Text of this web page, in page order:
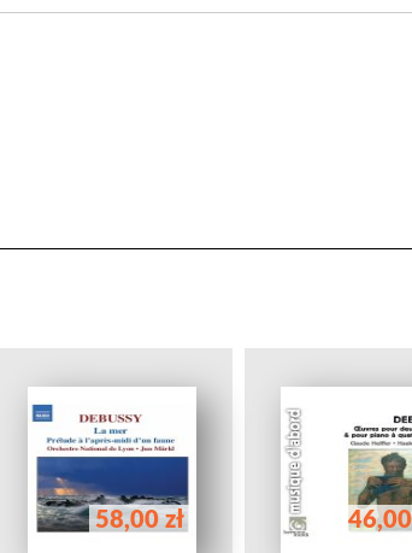
58,00 zł 46,00